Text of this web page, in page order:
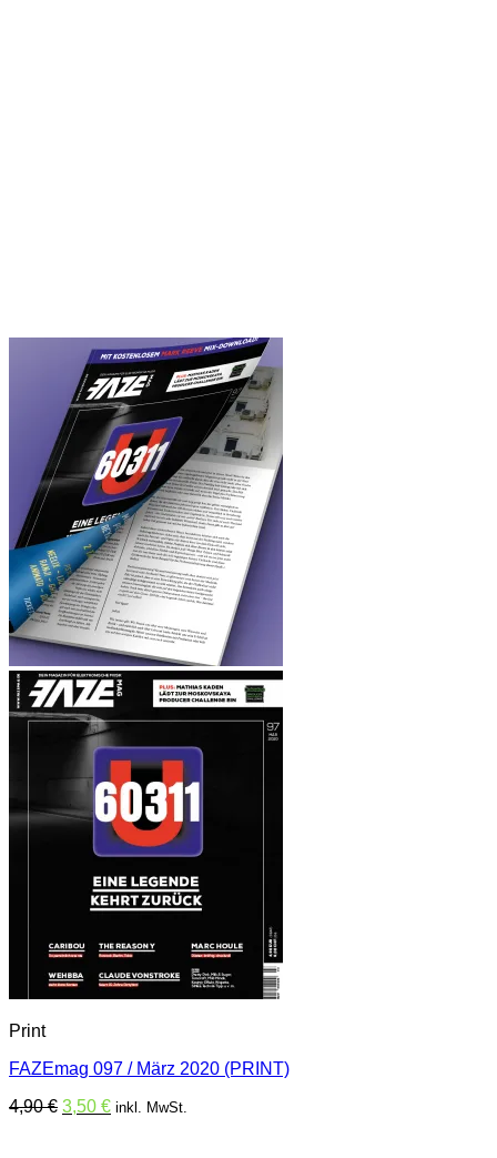
Print
FAZEmag 097 / März 2020 (PRINT)
4,90€ Ursprünglicher
3,50 €Aktueller
inkl. MwSt.